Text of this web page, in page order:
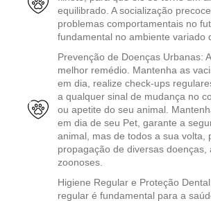
equilibrado. A socialização
problemas comportamentais no
fundamental no ambiente variado
Prevenção de Doenças Urbanas:
melhor remédio. Mantenha as
em dia, realize check-ups
a qualquer sinal de mudança no
ou apetite do seu animal.
em dia de seu Pet, garante a
animal, mas de todos a sua volta,
propagação de diversas doenças,
zoonoses.
Higiene Regular e Proteção
regular é fundamental para a